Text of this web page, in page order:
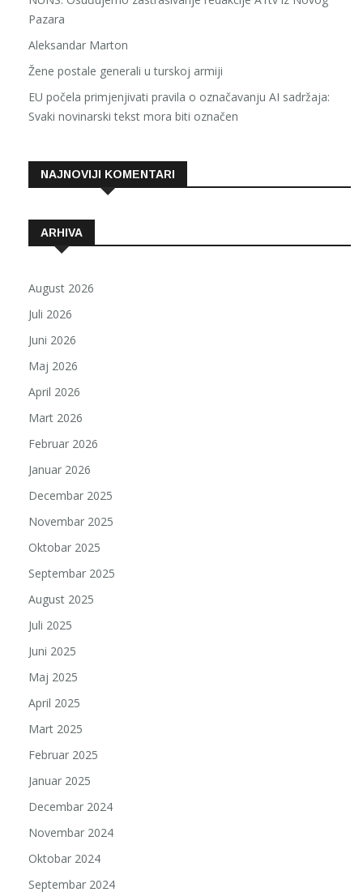
Pazara
Aleksandar Marton
Žene postale generali u turskoj armiji
EU počela primjenjivati pravila o označavanju AI sadržaja:
Svaki novinarski tekst mora biti označen
NAJNOVIJI KOMENTARI
ARHIVA
August 2026
Juli 2026
Juni 2026
Maj 2026
April 2026
Mart 2026
Februar 2026
Januar 2026
Decembar 2025
Novembar 2025
Oktobar 2025
Septembar 2025
August 2025
Juli 2025
Juni 2025
Maj 2025
April 2025
Mart 2025
Februar 2025
Januar 2025
Decembar 2024
Novembar 2024
Oktobar 2024
Septembar 2024